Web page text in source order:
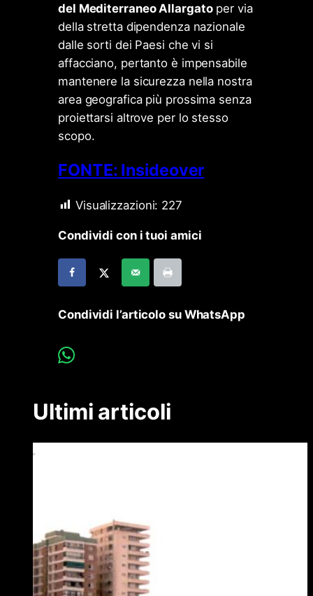
del Mediterraneo Allargatoper via
della stretta dipendenza nazionale
dalle sorti dei Paesi che vi si
affacciano, pertanto è impensabile
mantenere la sicurezza nella nostra
area geografica più prossima senza
proiettarsi altrove per lo stesso
scopo.
FONTE: Insideover
Visualizzazioni: 227
Condividi con i tuoi amici
Condividi l’articolo su WhatsApp
Ultimi articoli